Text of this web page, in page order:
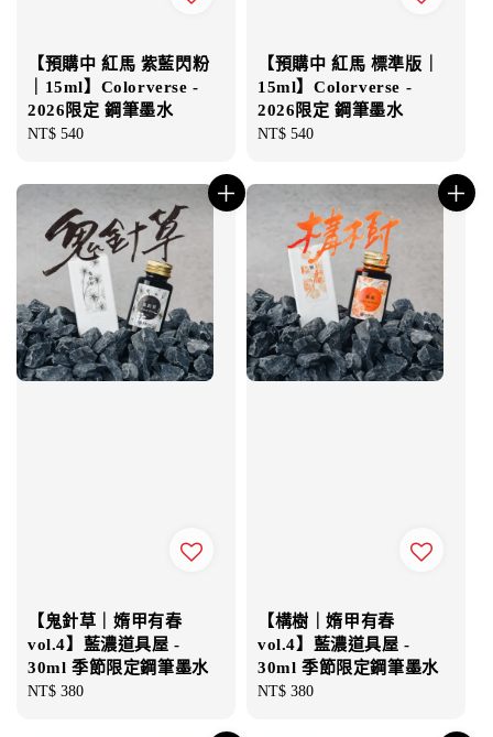
【預購中 紅馬 紫藍閃粉
｜15ml】Colorverse -
2026限定 鋼筆墨水
Regular
NT$ 540
【預購中 紅馬 標準版｜
15ml】Colorverse -
2026限定 鋼筆墨水
Regular
NT$ 540
【鬼針草｜媠甲有春
vol.4】藍濃道具屋 -
30ml 季節限定鋼筆墨水
Regular
NT$ 380
【構樹｜媠甲有春
vol.4】藍濃道具屋 -
30ml 季節限定鋼筆墨水
Regular
NT$ 380